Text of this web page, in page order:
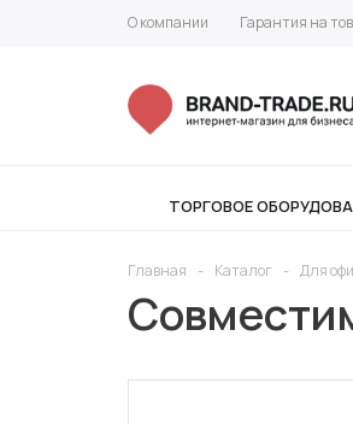
О компании Гарантия на
ТОРГОВОЕ
Главная - Каталог - Для